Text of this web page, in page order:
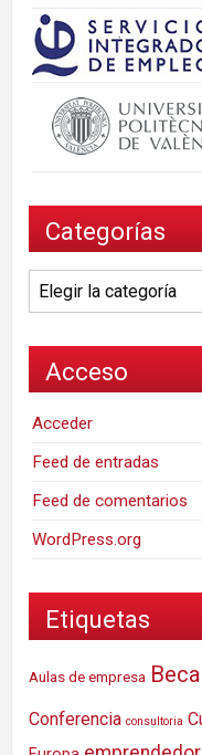
Categorías
Categorías
Acceso
Acceder
Feed de entradas
Feed de comentarios
WordPress.org
Etiquetas
Aulas de empresa Beca
Conferencia consultoria